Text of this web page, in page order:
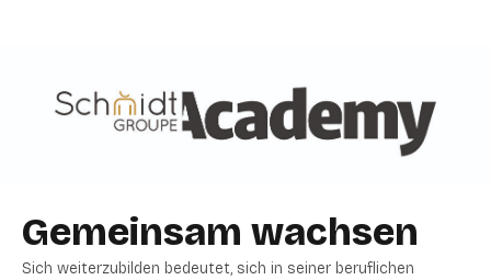
Gemeinsam wachsen
Sich weiterzubilden bedeutet, sich in seiner beruflichen